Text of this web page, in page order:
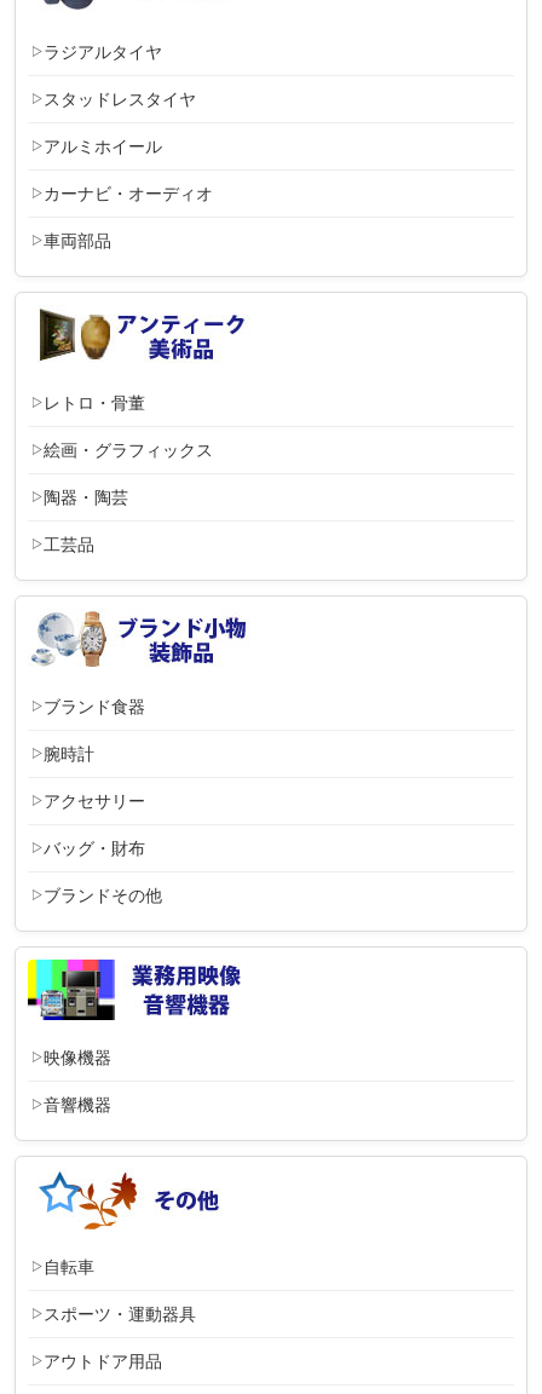
ラジアルタイヤ
スタッドレスタイヤ
アルミホイール
カーナビ・オーディオ
車両部品
レトロ・骨董
絵画・グラフィックス
陶器・陶芸
工芸品
ブランド食器
腕時計
アクセサリー
バッグ・財布
ブランドその他
映像機器
音響機器
自転車
スポーツ・運動器具
アウトドア用品